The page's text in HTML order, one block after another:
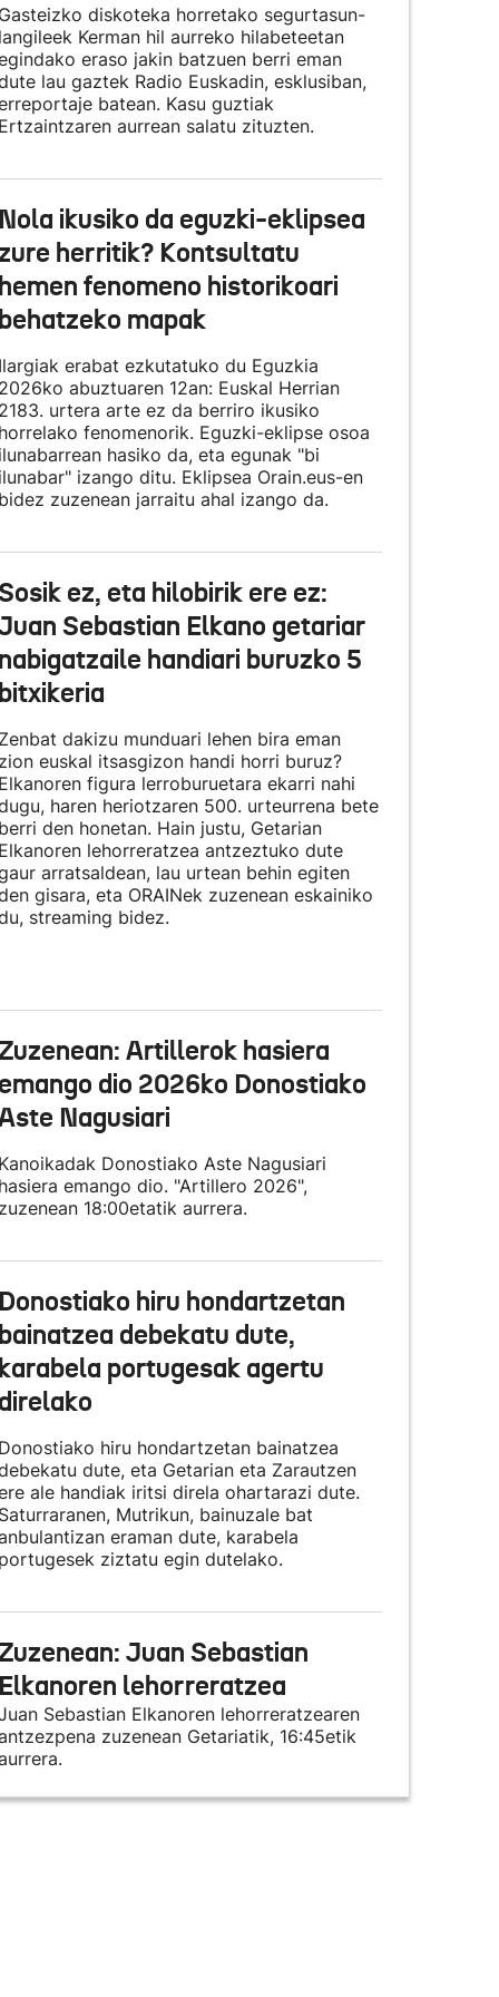
diskoteka horretako segurtasun-
Kerman hil aurreko hilabeteetan
eraso jakin batzuen berri eman
lau gaztek Radio Euskadin, esklusiban,
batean. Kasu guztiak
aurrean salatu zituzten.
ikusiko da eguzki-eklipsea
herritik? Kontsultatu
fenomeno historikoari
mapak
erabat ezkutatuko du Eguzkia
abuztuaren 12an: Euskal Herrian
urtera arte ez da berriro ikusiko
fenomenorik. Eguzki-eklipse osoa
hasiko da, eta egunak "bi
izango ditu. Eklipsea Orain.eus-en
zuzenean jarraitu ahal izango da.
ez, eta hilobirik ere ez:
Sebastian Elkano getariar
handiari buruzko 5
dakizu munduari lehen bira eman
euskal itsasgizon handi horri buruz?
figura lerroburuetara ekarri nahi
haren heriotzaren 500. urteurrena bete
den honetan. Hain justu, Getarian
lehorreratzea antzeztuko dute
arratsaldean, lau urtean behin egiten
gisara, eta ORAINek zuzenean eskainiko
, streaming bidez.
Artillerok hasiera
dio 2026ko Donostiako
Nagusiari
Donostiako Aste Nagusiari
emango dio. "Artillero 2026",
18:00etatik aurrera.
hiru hondartzetan
debekatu dute,
portugesak agertu
hiru hondartzetan bainatzea
dute, eta Getarian eta Zarautzen
ale handiak iritsi direla ohartarazi dute.
Mutrikun, bainuzale bat
eraman dute, karabela
ziztatu egin dutelako.
Juan Sebastian
lehorreratzea
Sebastian Elkanoren lehorreratzearen
zuzenean Getariatik, 16:45etik